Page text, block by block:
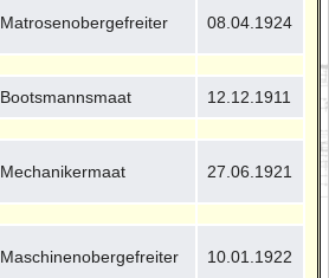
Matrosenobergefreiter 08.04.1924
Bootsmannsmaat 12.12.1911
Mechanikermaat 27.06.1921
Maschinenobergefreiter 10.01.1922